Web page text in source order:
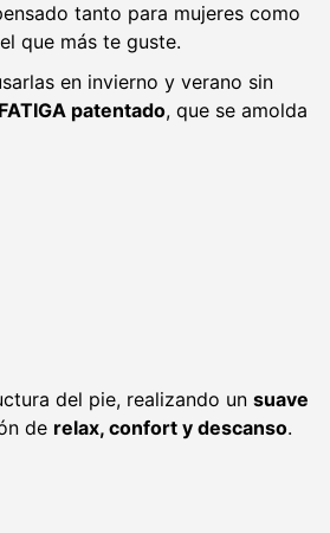
tanto para mujeres como
que más te guste.
en invierno y verano sin
patentado, que se amolda
del pie, realizando un suave
de relax, confort y descanso.